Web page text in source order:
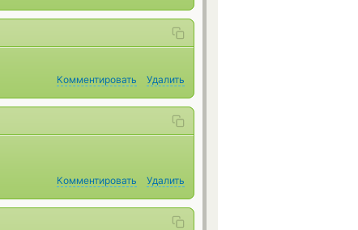
Комментировать Удалить
Комментировать Удалить